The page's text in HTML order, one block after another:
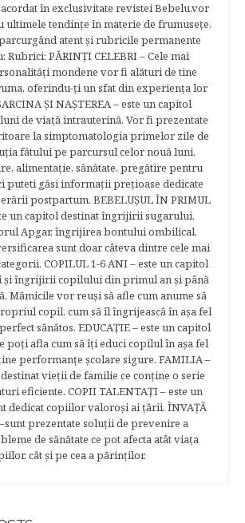
în exclusivitate revistei Bebelu,vor
ultimele tendinţe în materie de frumuseţe,
atent şi rubricile permanente
Rubrici: PĂRINŢI CELEBRI – Cele mai
mondene vor fi alături de tine
oferindu-ţi un sfat din experienţa lor
ŞI NAŞTEREA – este un capitol
de viaţă intrauterină. Vor fi prezentate
la simptomatologia primelor zile de
fătului pe parcursul celor nouă luni,
alimentaţie, sănătate, pregătire pentru
puteti găsi informaţii preţioase dedicate
postpartum. BEBELUŞUL ÎN PRIMUL
un capitol destinat îngrijirii sugarului.
Apgar, îngrijirea bontului ombilical,
sunt doar câteva dintre cele mai
COPILUL 1-6 ANI – este un capitol
şi îngrijirii copilului din primul an şi până
Mămicile vor reuşi să afle cum anume să
copil, cum să îl îngrijească în aşa fel
sănătos. EDUCAŢIE – este un capitol
poţi afla cum să îţi educi copilul în aşa fel
performanţe şcolare sigure. FAMILIA –
vieţii de familie ce conţine o serie
eficiente. COPII TALENTAŢI – este un
dedicat copiilor valoroși ai țării. ÎNVAŢĂ
prezentate soluţii de prevenire a
de sănătate ce pot afecta atât viaţa
cât şi pe cea a părinţilor.